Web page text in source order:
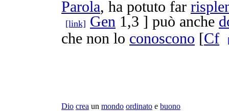
Parola, ha potuto far
[link] Gen 1,3 ] può anche
che non lo conoscono [Cf
Dio crea un mondo ordinato e buono